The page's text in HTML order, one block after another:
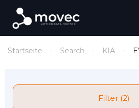
Startseite Search KIA
Filter (2)